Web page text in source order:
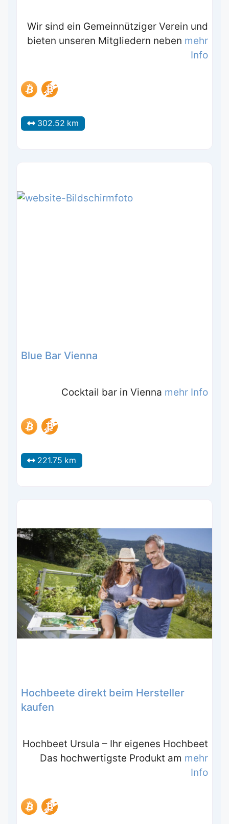
Wir sind ein Gemeinnütziger Verein und
bieten unseren Mitgliedern neben mehr
Info
302.52 km
Blue Bar Vienna
Cocktail bar in Vienna mehr Info
221.75 km
Hochbeete direkt beim Hersteller
kaufen
Hochbeet Ursula – Ihr eigenes Hochbeet
Das hochwertigste Produkt am mehr
Info